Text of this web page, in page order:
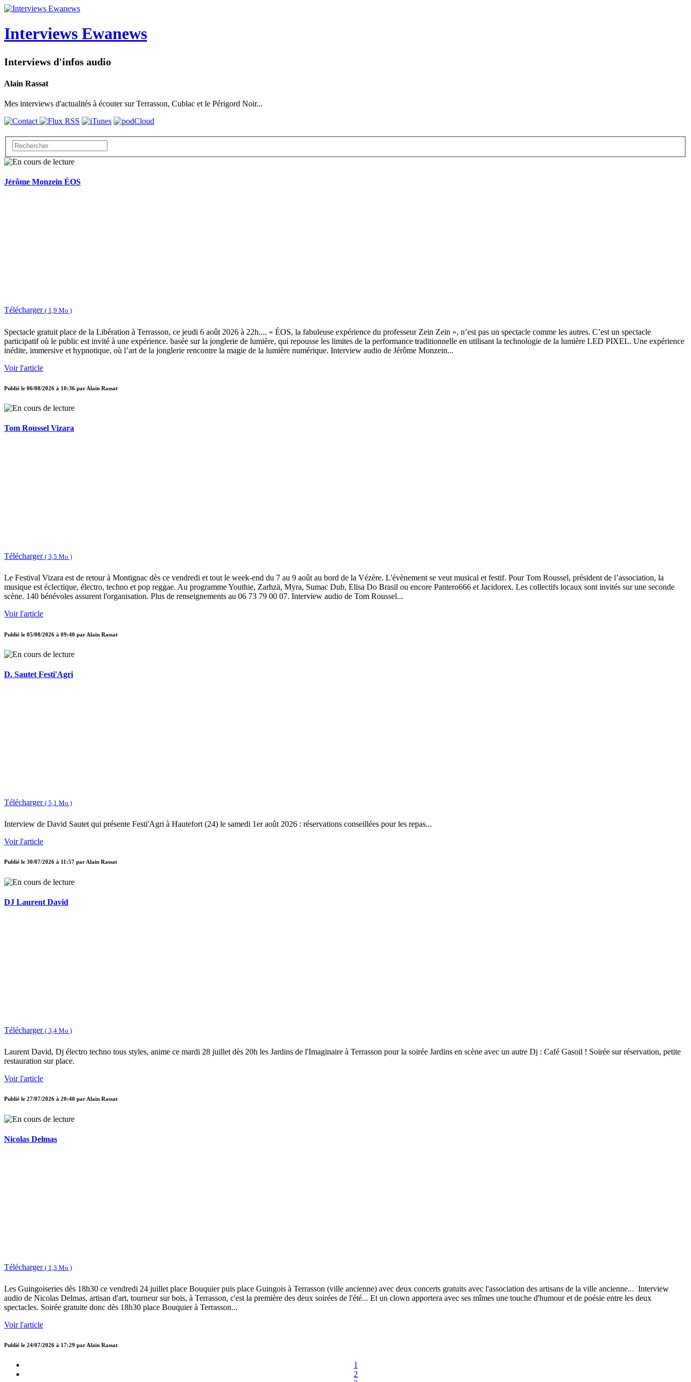
Interviews Ewanews
Interviews d'infos audio
Alain Rassat
Mes interviews d'actualités à écouter sur Terrasson, Cublac et le Périgord Noir...
Jérôme Monzein ÉOS
Télécharger ( 1,9 Mo )
Spectacle gratuit place de la Libération à Terrasson, ce jeudi 6 août 2026 à 22h.... « ÉOS, la fabuleuse expérience du professeur Zein Zein », n’est pas un spectacle comme les autres. C’est un spectacle
participatif où le public est invité à une expérience. basée sur la jonglerie de lumière, qui repousse les limites de la performance traditionnelle en utilisant la technologie de la lumière LED PIXEL. Une expérience
inédite, immersive et hypnotique, où l’art de la jonglerie rencontre la magie de la lumière numérique. Interview audio de Jérôme Monzein...
Voir l'article
Publié le 06/08/2026 à 10:36 par Alain Rassat
Tom Roussel Vizara
Télécharger ( 3,5 Mo )
Le Festival Vizara est de retour à Montignac dès ce vendredi et tout le week-end du 7 au 9 août au bord de la Vézère. L'évènement se veut musical et festif. Pour Tom Roussel, président de l’association, la
musique est éclectique, électro, techno et pop reggae. Au programme Youthie, Zarhzä, Myra, Sumac Dub, Elisa Do Brasil ou encore Pantero666 et Jacidorex. Les collectifs locaux sont invités sur une seconde
scène. 140 bénévoles assurent l'organisation. Plus de renseignements au 06 73 79 00 07. Interview audio de Tom Roussel...
Voir l'article
Publié le 05/08/2026 à 09:40 par Alain Rassat
D. Sautet Festi'Agri
Télécharger ( 5,1 Mo )
Interview de David Sautet qui présente Festi'Agri à Hautefort (24) le samedi 1er août 2026 : réservations conseillées pour les repas...
Voir l'article
Publié le 30/07/2026 à 11:57 parAlain Rassat
DJ Laurent David
Télécharger ( 3,4 Mo )
Laurent David, Dj électro techno tous styles, anime ce mardi 28 juillet dès 20h les Jardins de l'Imaginaire à Terrasson pour la soirée Jardins en scène avec un autre Dj : Café Gasoil ! Soirée sur réservation, petite
restauration sur place.
Voir l'article
Publié le 27/07/2026 à 20:40 par Alain Rassat
Nicolas Delmas
Télécharger ( 1,3 Mo )
Les Guingoiseries dès 18h30 ce vendredi 24 juillet place Bouquier puis place Guingois à Terrasson (ville ancienne) avec deux concerts gratuits avec l'association des artisans de la ville ancienne... Interview
audio de Nicolas Delmas, artisan d'art, tourneur sur bois, à Terrasson, c'est la première des deux soirées de l'été... Et un clown apportera avec ses mîmes une touche d'humour et de poésie entre les deux
spectacles. Soirée gratuite donc dès 18h30 place Bouquier à Terrasson...
Voir l'article
Publié le 24/07/2026 à 17:29 par Alain Rassat
1
2